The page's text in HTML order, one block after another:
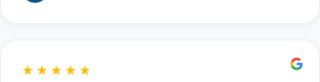
★★★★★